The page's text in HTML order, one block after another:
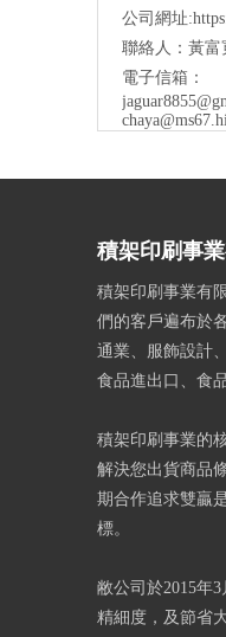
公司網址:
聯絡人：黃富
電子信箱：
積架印刷事
積架印刷事業有
們的客戶遍布於
通業、服飾設計
食品進出口、食
積架印刷事業的
解決您出貨商品
期合作追求雙贏
標。
敝公司於2015年
精細度，及節省